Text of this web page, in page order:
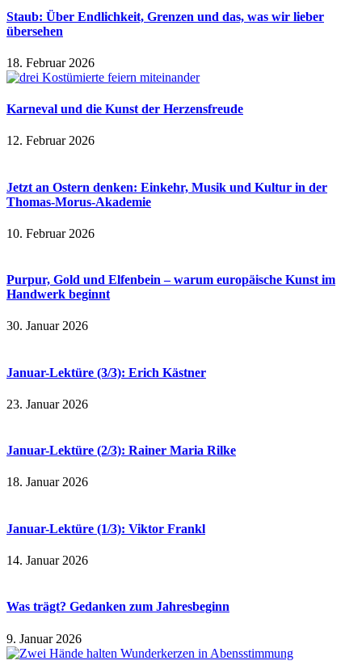
Staub: Über Endlichkeit, Grenzen und das, was wir lieber
übersehen
18. Februar 2026
Karneval und die Kunst der Herzensfreude
12. Februar 2026
Jetzt an Ostern denken: Einkehr, Musik und Kultur in der
Thomas-Morus-Akademie
10. Februar 2026
Purpur, Gold und Elfenbein – warum europäische Kunst im
Handwerk beginnt
30. Januar 2026
Januar-Lektüre (3/3): Erich Kästner
23. Januar 2026
Januar-Lektüre (2/3): Rainer Maria Rilke
18. Januar 2026
Januar-Lektüre (1/3): Viktor Frankl
14. Januar 2026
Was trägt? Gedanken zum Jahresbeginn
9. Januar 2026